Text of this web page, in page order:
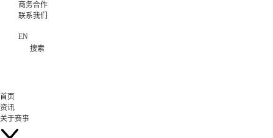
商务合作
联系我们
EN
搜索
首页
资讯
关于赛事